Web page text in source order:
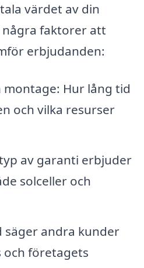
värdet av din
faktorer att
erbjudanden:
Hur lång tid
och vilka resurser
av garanti erbjuder
solceller och
säger andra kunder
företagets